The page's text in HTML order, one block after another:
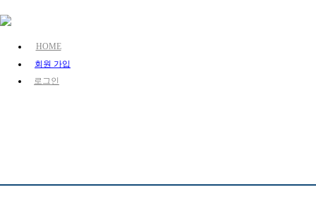
HOME
회원 가입
로그인